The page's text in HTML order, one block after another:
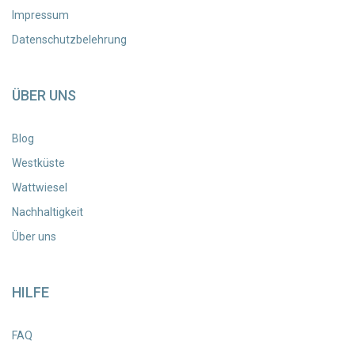
Impressum
Datenschutzbelehrung
ÜBER UNS
Blog
Westküste
Wattwiesel
Nachhaltigkeit
Über uns
HILFE
FAQ